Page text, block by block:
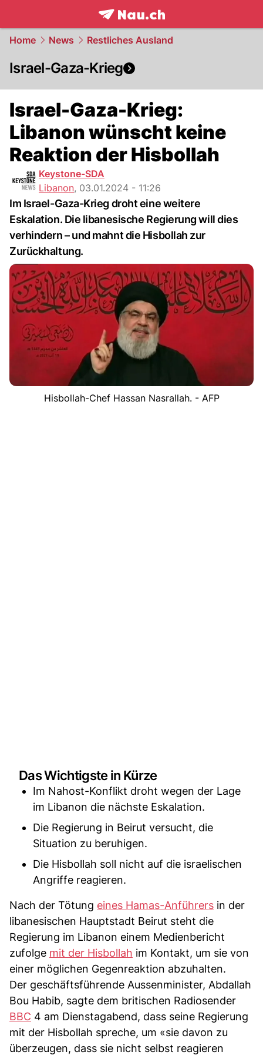
frontpage.NAU.ch
Home News Restliches Ausland
Israel-Gaza-Krieg
Israel-Gaza-Krieg:
Libanon wünscht keine
Reaktion der Hisbollah
Keystone-SDA
Libanon, 03.01.2024 - 11:26
Im Israel-Gaza-Krieg droht eine weitere
Eskalation. Die libanesische Regierung will dies
verhindern – und mahnt die Hisbollah zur
Zurückhaltung.
Hisbollah-Chef Hassan Nasrallah. - AFP
Das Wichtigste in Kürze
Im Nahost-Konflikt droht wegen der Lage
im Libanon die nächste Eskalation.
Die Regierung in Beirut versucht, die
Situation zu beruhigen.
Die Hisbollah soll nicht auf die israelischen
Angriffe reagieren.
Nach der Tötung eines Hamas-Anführers in der
libanesischen Hauptstadt Beirut steht die
Regierung im Libanon einem Medienbericht
zufolge mit der Hisbollah im Kontakt, um sie von
einer möglichen Gegenreaktion abzuhalten.
Der geschäftsführende Aussenminister, Abdallah
Bou Habib, sagte dem britischen Radiosender
BBC 4 am Dienstagabend, dass seine Regierung
mit der Hisbollah spreche, um «sie davon zu
überzeugen, dass sie nicht selbst reagieren